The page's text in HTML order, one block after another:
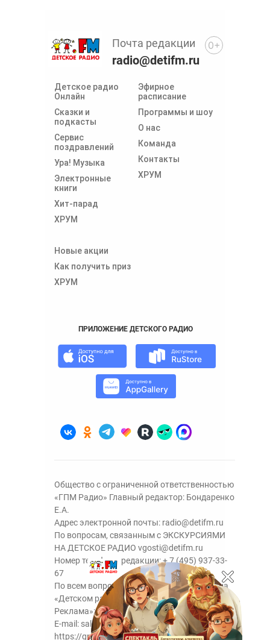
Детское радио
Онлайн
Сказки и
подкасты
Сервис
поздравлений
Ура! Музыка
Электронные
книги
Хит-парад
ХРУМ
Эфирное
расписание
Программы и шоу
О нас
Команда
Контакты
ХРУМ
Новые акции
Как получить приз
ХРУМ
Почта редакции
radio@detifm.ru
ПРИЛОЖЕНИЕ ДЕТСКОГО РАДИО
0+
Общество с ограниченной ответственностью
«ГПМ Радио» Главный редактор: Бондаренко
Е.А.
Адрес электронной почты: radio@detifm.ru
По вопросам, связанным с ЭКСКУРСИЯМИ
НА ДЕТСКОЕ РАДИО vgosti@detifm.ru
Номер телефона редакции:+ 7 (495) 937-33-
67
По всем вопросам размещения рекламы на
«Детском радио» - сейлз-хаус «ГПМ
Реклама»:+7 (495) 921-40-41
E-mail: sales@gazprom-media.ru
https://gpmsaleshouse.ru/